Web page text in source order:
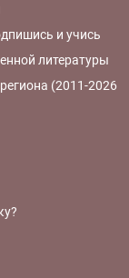
и учись
литературы
(2011-2026